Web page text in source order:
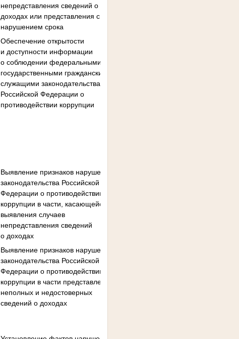
непредставления сведений ‎о
доходах или представления ‎с
нарушением срока
Обеспечение открытости
‎и доступности информации
‎о соблюдении федеральными
государственными гражданскими
служащими законодательства
Российской Федерации ‎о
противодействии коррупции
Выявление признаков нарушения
законодательства Российской
Федерации о противодействии
коррупции в части, касающейся
выявления случаев
‎непредставления сведений
‎о доходах
Выявление признаков нарушения
законодательства Российской
Федерации о противодействии
коррупции в части представления
неполных и недостоверных
сведений о доходах